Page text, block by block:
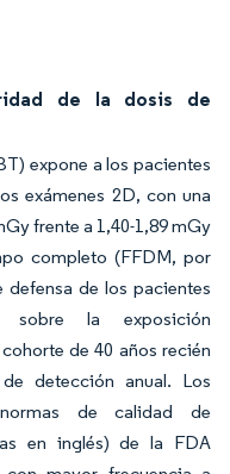
de la dosis de
expone a los pacientes
exámenes 2D, con una
frente a 1,40-1,89 mGy
completo (FFDM, por
defensa de los pacientes
sobre la exposición
de 40 años recién
detección anual. Los
de calidad de
en inglés) de la FDA